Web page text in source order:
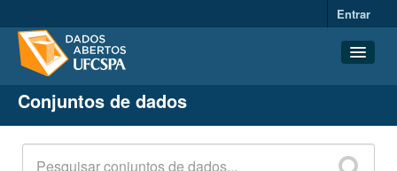
Entrar
Conjuntos de dados
Organizações
Grupos
Conjuntos de dados